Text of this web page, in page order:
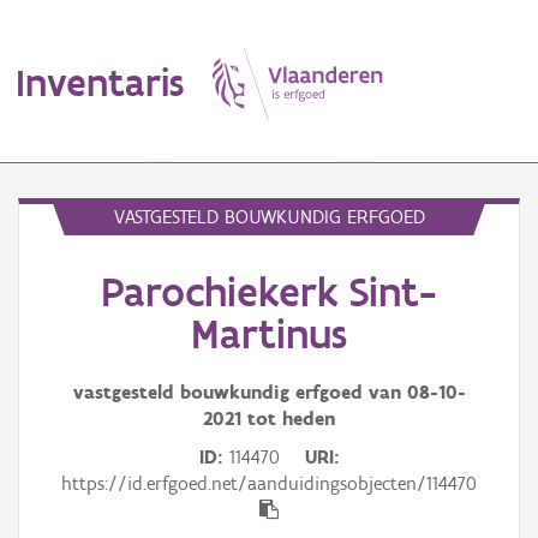
Inventaris
Erfgoedobject
Waarneming
Gebeurtenis
VASTGESTELD BOUWKUNDIG ERFGOED
Parochiekerk Sint-
Martinus
vastgesteld bouwkundig erfgoed van 08-10-
2021 tot heden
ID 114470
URI
https://id.erfgoed.net/aanduidingsobjecten/114470